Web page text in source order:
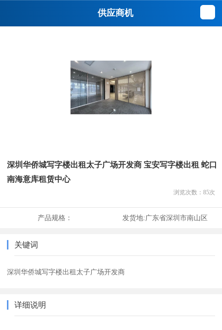
供应商机
深圳华侨城写字楼出租太子广场开发商 宝安写字楼出租 蛇口
南海意库租赁中心
浏览次数： 85次
产品规格： 发货地:广东省深圳市南山区
关键词
深圳华侨城写字楼出租太子广场开发商
详细说明